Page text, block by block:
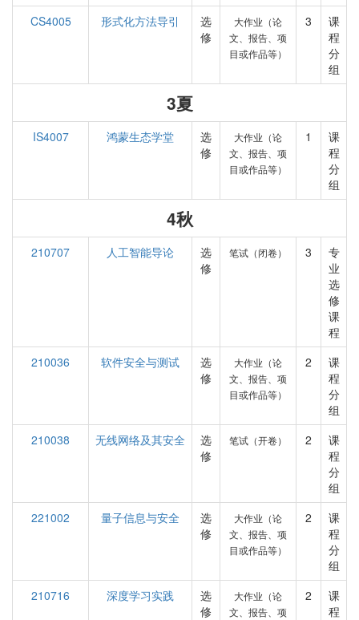
CS4005
形式化方法导引
选
修
大作业（论
文、报告、项
目或作品等）
3
课
程
分
组
3夏
IS4007 鸿蒙生态学堂
选
修
大作业（论
文、报告、项
目或作品等）
1
课
程
分
组
4秋
210707 人工智能导论
选
修
笔试（闭卷） 3
专
业
选
修
课
程
210036
软件安全与测试
选
修
大作业（论
文、报告、项
目或作品等）
2
课
程
分
组
210038
无线网络及其安全
选
修
笔试（开卷） 2
课
程
分
组
221002
量子信息与安全
选
修
大作业（论
文、报告、项
目或作品等）
2
课
程
分
组
210716
深度学习实践
选
修
大作业（论
文、报告、项
2
课
程